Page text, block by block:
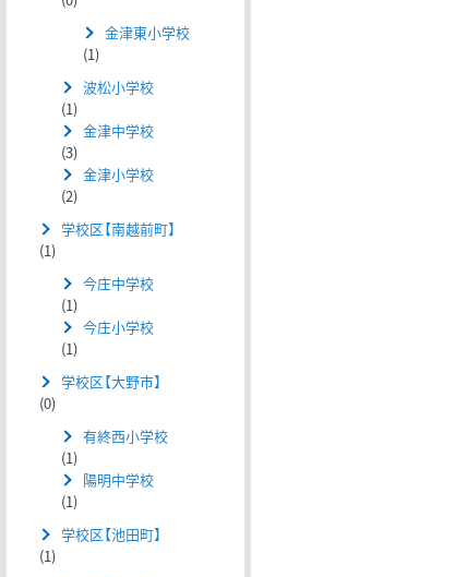
金津東小学校
(1)
波松小学校
(1)
金津中学校
(3)
金津小学校
(2)
学校区【南越前町】
(1)
今庄中学校
(1)
今庄小学校
(1)
学校区【大野市】
(0)
有終西小学校
(1)
陽明中学校
(1)
学校区【池田町】
(1)